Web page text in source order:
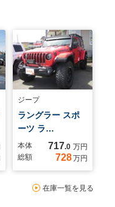
ジープ
ラングラー スポ
ーツ ラ…
本体 717.0 万円
総額
728万円
在庫一覧を見る